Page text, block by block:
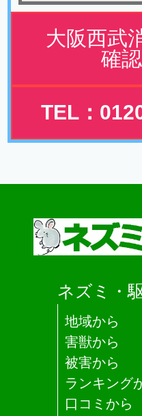
大阪西武
確
TEL：
ネズミ・
地域から
害獣から
被害から
ランキング
口コミから